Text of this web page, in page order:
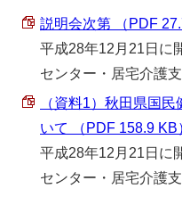
説明会次第 （PDF
平成28年12月21日に
センター・居宅介護
（資料1）秋田県国
いて （PDF 158.9 KB
平成28年12月21日に
センター・居宅介護